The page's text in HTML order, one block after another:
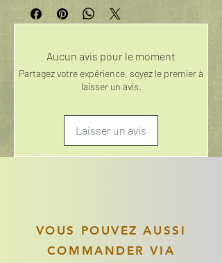
Aucun avis pour le moment
Partagez votre expérience, soyez le premier à
laisser un avis.
Laisser un avis
VOUS POUVEZ AUSSI
COMMANDER VIA